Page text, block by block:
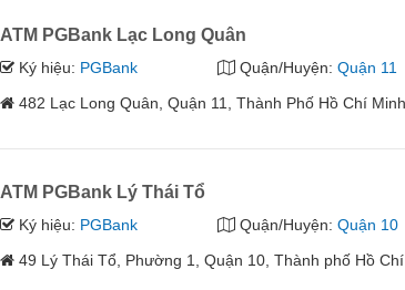
ATM PGBank Lạc Long Quân
Ký hiệu: PGBank Quận/Huyện: Quận 11
482 Lạc Long Quân, Quận 11, Thành Phố Hồ Chí Minh
ATM PGBank Lý Thái Tổ
Ký hiệu: PGBank Quận/Huyện: Quận 10
49 Lý Thái Tổ, Phường 1, Quận 10, Thành phố Hồ